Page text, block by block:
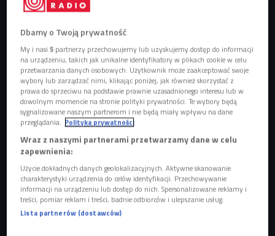
Warszawa, 21.10.2021. Laureat XVIII Konkursu Chopinowskiego kanadyjski
pianista Bruce (Xiaoyu) Liu podczas ogłoszenia wyników w Filharmonii
ZOBACZ WIĘCEJ XVIII Konkurs Chopinowski - serwis specjalny >>>
Dbamy o Twoją prywatność
My i nasi 5 partnerzy przechowujemy lub uzyskujemy dostęp do informacji
na urządzeniu, takich jak unikalne identyfikatory w plikach cookie w celu
przetwarzania danych osobowych. Użytkownik może zaakceptować swoje
wybory lub zarządzać nimi, klikając poniżej, jak również skorzystać z
prawa do sprzeciwu na podstawie prawnie uzasadnionego interesu lub w
dowolnym momencie na stronie polityki prywatności. Te wybory będą
sygnalizowane naszym partnerom i nie będą miały wpływu na dane
przeglądania. Polityka prywatności
Wraz z naszymi partnerami przetwarzamy dane w celu
zapewnienia:
Użycie dokładnych danych geolokalizacyjnych. Aktywne skanowanie
charakterystyki urządzenia do celów identyfikacji. Przechowywanie
informacji na urządzeniu lub dostęp do nich. Spersonalizowane reklamy i
treści, pomiar reklam i treści, badnie odbiorców i ulepszanie usług.
Lista partnerów (dostawców)